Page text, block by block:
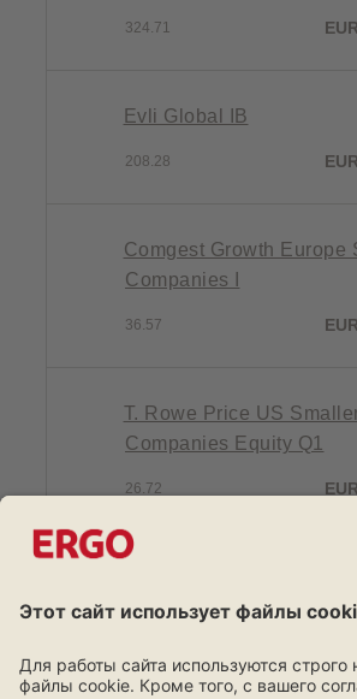
324.71
Evli Global IB
208.28
Comgest Growth Europe
Companies I
36.57
T. Rowe Price US
Companies Equity Q1
26.72
42.13